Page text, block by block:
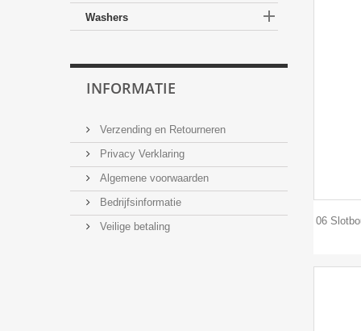
Washers 
INFORMATIE
Verzending en Retourneren
Privacy Verklaring
Algemene voorwaarden
Bedrijfsinformatie
Veilige betaling
06